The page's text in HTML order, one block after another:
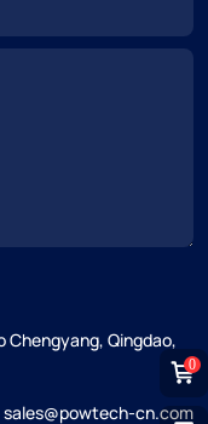
Chengyang, Qingdao,
sales@powtech-cn.com
0